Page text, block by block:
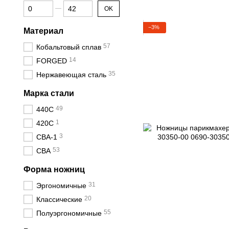
−3%
От Количество зубцов
До Количество зубцов OK
Материал
Кобальтовый сплав 57
FORGED 14
Нержавеющая сталь 35
Марка стали
440С 49
420С 1
CBA-1 3
CBA 53
Форма ножниц
Эргономичные 31
Классические 20
Полуэргономичные 55